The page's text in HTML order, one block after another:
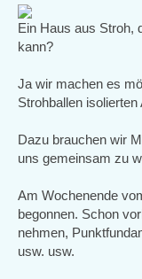
Ein Haus aus Stroh,
kann?
Ja wir machen es
Strohballen isolierten
Dazu brauchen wir
uns gemeinsam zu
Am Wochenende
begonnen. Schon
nehmen,
usw. usw.